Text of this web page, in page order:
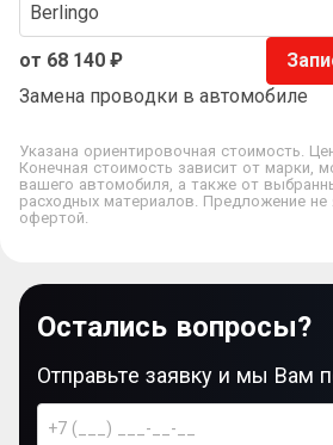
Berlingo
Замена проводки в автомобиле
от 68 140 ₽
Указана ориентировочная стоимость.
Конечная стоимость зависит от марки,
вашего автомобиля, а также от
расходных материалов. Предложение не
офертой.
Остались вопросы?
Отправьте заявку и мы Вам